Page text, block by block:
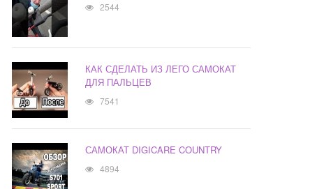
2544
КАК СДЕЛАТЬ ИЗ ЛЕГО САМОКАТ
ДЛЯ ПАЛЬЦЕВ
7541
САМОКАТ DIGICARE COUNTRY
4894